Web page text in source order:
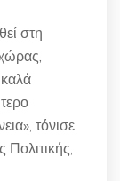
στη
τόνισε